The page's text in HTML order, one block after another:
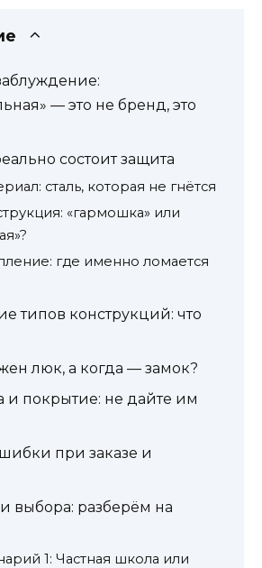
— это не бренд, это
состоит защита
сталь, которая не гнётся
«гармошка» или
где именно ломается
типов конструкций: что
люк, а когда — замок?
и покрытие: не дайте им
при заказе и
выбора: разберём на
1: Частная школа или